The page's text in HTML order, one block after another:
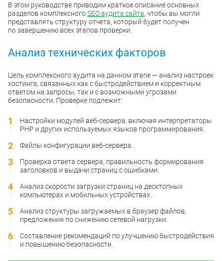
В этом руководстве приводим краткое описание основных
разделов комплексногоSEO аудита сайта, чтобы вы могли
представлять структуру отчета, который будет получен
по завершению всех этапов проверки.
Анализ технических факторов
Цель комплексного аудита на данном этапе — анализ настроек
хостинга, связанных как с быстродействием и корректным
ответом на запросы, так и с возможными угрозами
безопасности. Проверке подлежит:
Настройки модулей веб-сервера, включая интерпретаторы
PHP и других используемых языков программирования.
Файлы конфигурации веб-сервера.
Проверка ответа сервера, правильность формирования
заголовков и выдачи страниц с ошибками.
Анализ скорости загрузки страниц на десктопных
компьютерах и мобильных устройствах.
Анализ структуры загружаемых в браузер файлов,
предложения по снижению сетевой нагрузки.
Составление рекомендаций по улучшению быстродействия
и повышению безопасности.